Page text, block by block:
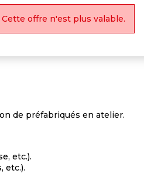
Cette offre n'est plus valable.
de préfabriqués en atelier.
etc.).
etc.).